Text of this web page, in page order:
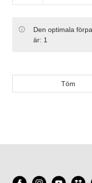
Den optimala
är: 1
Töm